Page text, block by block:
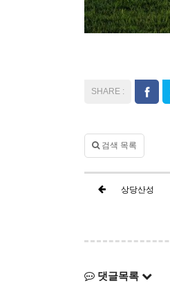
검색 목록
상당산성
댓글목록